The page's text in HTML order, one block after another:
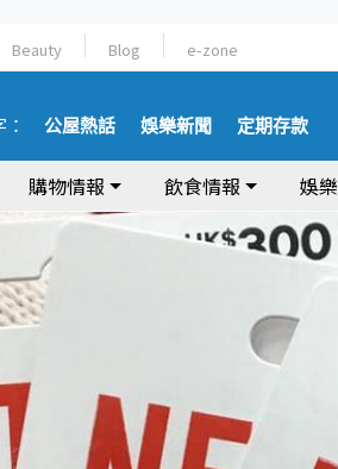
Beauty Blog e-zone
公屋熱話 娛樂新聞 定期存款
購物情報 飲食情報 娛樂